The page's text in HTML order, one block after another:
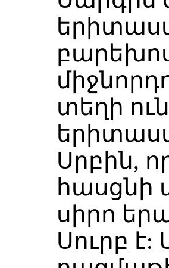
տեղի
Սրբին,
հասցնի
սիրո
Սուրբ